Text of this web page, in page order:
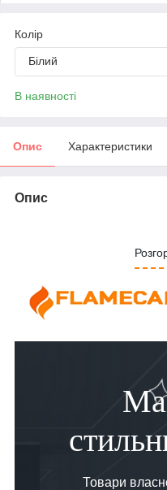
Колір
Білий
В наявності
Опис Характеристики
Опис
Товари